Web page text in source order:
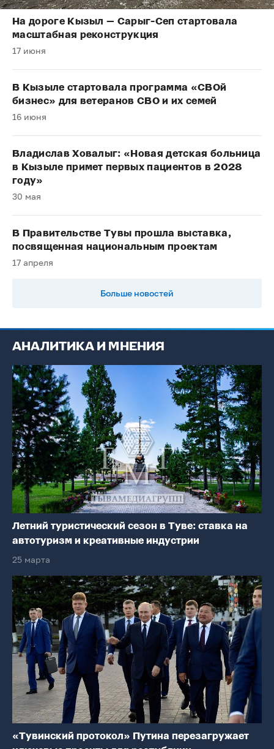
На дороге Кызыл — Сарыг-Сеп стартовала
масштабная реконструкция
17 июня
В Кызыле стартовала программа «СВОй
бизнес» для ветеранов СВО и их семей
16 июня
Владислав Ховалыг: «Новая детская больница
в Кызыле примет первых пациентов в 2028
году»
30 мая
В Правительстве Тувы прошла выставка,
посвященная национальным проектам
17 апреля
Больше новостей
АНАЛИТИКА И МНЕНИЯ
Летний туристический сезон в Туве: ставка на
автотуризм и креативные индустрии
25 марта
«Тувинский протокол» Путина перезагружает